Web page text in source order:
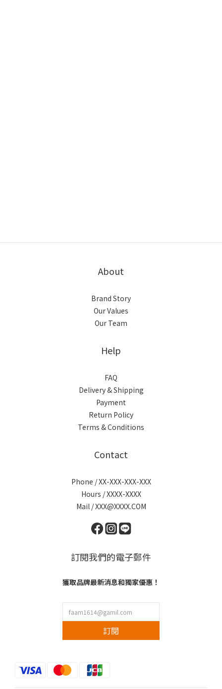
About
Brand Story
Our Values
Our Team
Help
FAQ
Delivery & Shipping
Payment
Return Policy
Terms & Conditions
Contact
Phone / XX-XXX-XXX-XXX
Hours / XXXX-XXXX
Mail / XXX@XXXX.COM
訂閱我們的電子郵件
獲取品牌最新消息和獨家優惠！
訂閱